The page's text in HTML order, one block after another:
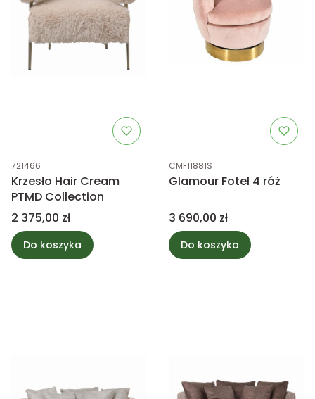
Kod produktu
721466
Krzesło Hair Cream
PTMD Collection
Cena
2 375,00 zł
Do koszyka
Kod produktu
CMF11881S
Glamour Fotel 4 róż
Cena
3 690,00 zł
Do koszyka